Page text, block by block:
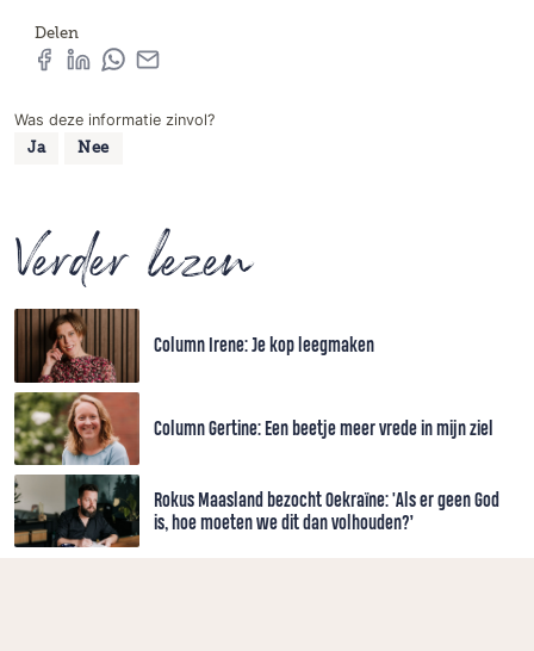
Delen
Was deze informatie zinvol?
Ja Nee
Verder lezen
Column Irene: Je kop leegmaken
Column Gertine: Een beetje meer vrede in mijn ziel
Rokus Maasland bezocht Oekraïne: 'Als er geen God
is, hoe moeten we dit dan volhouden?’